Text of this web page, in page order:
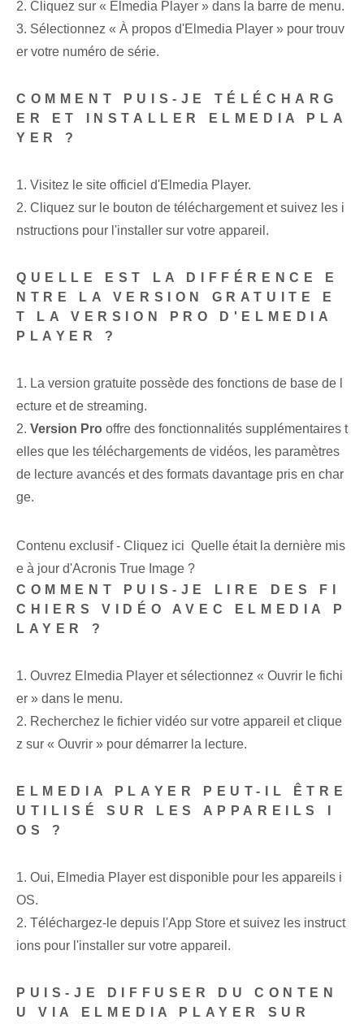
2. Cliquez sur « Elmedia Player » dans la barre de menu.
3. Sélectionnez « À propos d'Elmedia Player » pour trouv
er votre numéro de série.
COMMENT PUIS-JE TÉLÉCHARG
ER ET INSTALLER ELMEDIA PLA
YER ?
1. Visitez le site officiel d'Elmedia Player.
2. Cliquez sur le bouton de téléchargement et suivez les i
nstructions pour l'installer sur votre appareil.
QUELLE EST LA DIFFÉRENCE E
NTRE LA VERSION GRATUITE E
T LA VERSION PRO D'ELMEDIA
PLAYER ?
1. La version gratuite possède des fonctions de base de l
ecture et de streaming.
2. Version Pro offre des fonctionnalités supplémentaires t
elles que les téléchargements de vidéos, les paramètres
de lecture avancés et des formats davantage pris en char
ge.
Contenu exclusif - Cliquez ici Quelle était la dernière mis
e à jour d'Acronis True Image ?
COMMENT PUIS-JE LIRE DES FI
CHIERS VIDÉO AVEC ELMEDIA P
LAYER ?
1. Ouvrez Elmedia Player et sélectionnez « Ouvrir le fichi
er » dans le menu.
2. Recherchez le fichier vidéo sur votre appareil et clique
z sur « Ouvrir » pour démarrer la lecture.
ELMEDIA PLAYER PEUT-IL ÊTRE
UTILISÉ SUR LES APPAREILS I
OS ?
1. Oui, Elmedia Player est disponible pour les appareils i
OS.
2. Téléchargez-le depuis l'App Store et suivez les instruct
ions pour l'installer sur votre appareil.
PUIS-JE DIFFUSER DU CONTEN
U VIA ELMEDIA PLAYER SUR